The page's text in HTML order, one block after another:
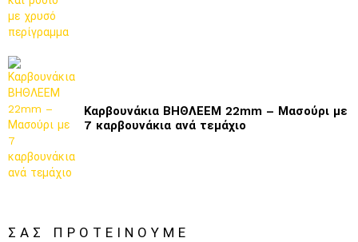
Καρβουνάκια ΒΗΘΛΕΕΜ 22mm – Μασούρι με
7 καρβουνάκια ανά τεμάχιο
ΣΑΣ ΠΡΟΤΕΊΝΟΥΜΕ